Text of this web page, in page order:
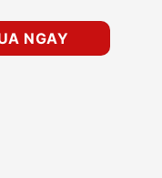
số lượng
NGAY